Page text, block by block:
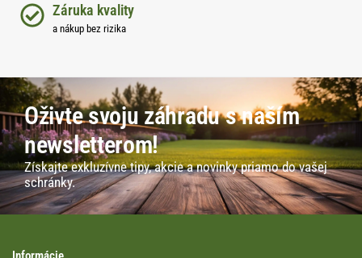
Záruka kvality
a nákup bez rizika
Oživte svoju záhradu s naším
newsletterom!
Získajte exkluzívne tipy, akcie a novinky priamo do vašej
schránky.